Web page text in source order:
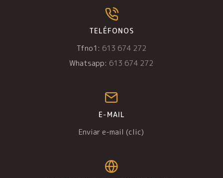
TELÉFONOS
Tfno1: 613 674 272
Whatsapp: 613 674 272
E-MAIL
Enviar e-mail (clic)